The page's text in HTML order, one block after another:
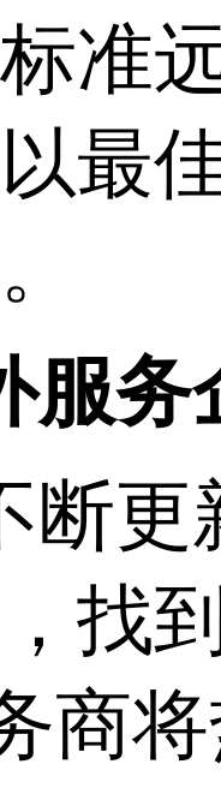
准
最
服
断更
找
商